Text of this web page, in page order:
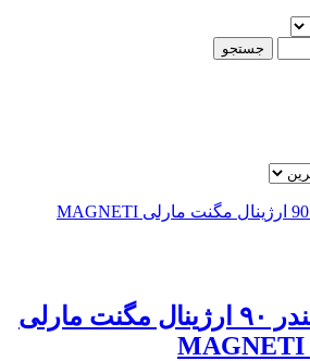
جستجو
پمپ بنزین تندر ۹۰ ارژینال مگنت مارلی